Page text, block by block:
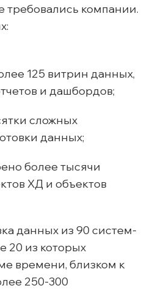
требовались компании.
125 витрин данных,
и дашбордов;
сложных
данных;
более тысячи
ХД и объектов
данных из 90 систем-
20 из которых
времени, близком к
250-300